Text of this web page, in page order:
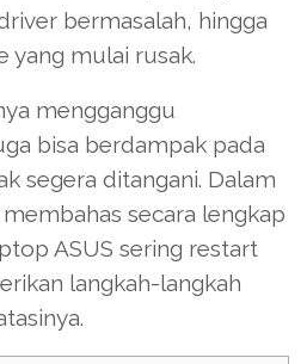
bermasalah, hingga
yang mulai rusak.
mengganggu
bisa berdampak pada
segera ditangani. Dalam
secara lengkap
ASUS sering restart
langkah-langkah